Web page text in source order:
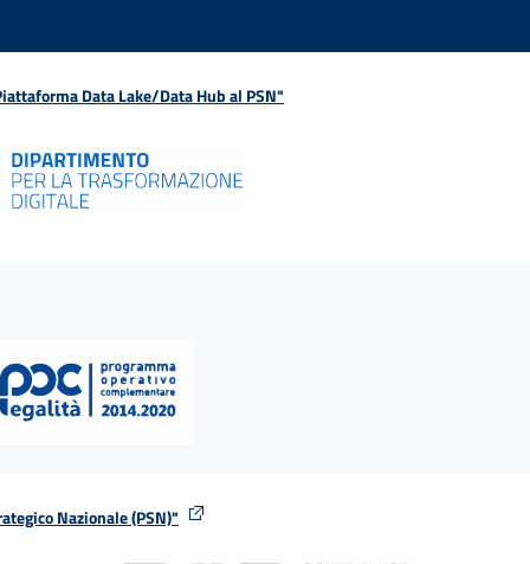
Data Lake/Data Hub al PSN"
Nazionale (PSN)"